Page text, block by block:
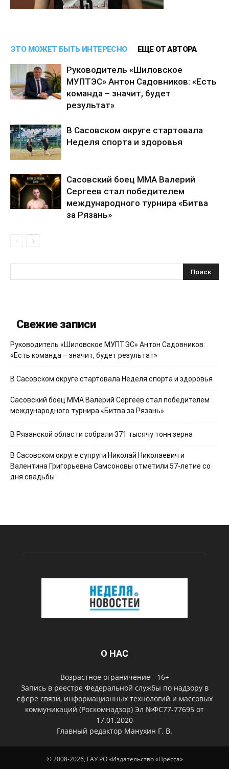
ЭТО МОЖЕТ БЫТЬ ИНТЕРЕСНО ЕЩЕ ОТ АВТОРА
Руководитель «Шиловское
МУПТЭС» Антон Садовников: «Есть
команда – значит, будет
результат»
В Сасовском округе стартовала
Неделя спорта и здоровья
Сасовский боец ММА Валерий
Сергеев стал победителем
международного турнира «Битва
за Рязань»
Свежие записи
Руководитель «Шиловское МУПТЭС» Антон Садовников:
«Есть команда – значит, будет результат»
В Сасовском округе стартовала Неделя спорта и здоровья
Сасовский боец ММА Валерий Сергеев стал победителем
международного турнира «Битва за Рязань»
В Рязанской области собрали 371 тысячу тонн зерна
В Сасовском округе супруги Николай Николаевич и
Валентина Григорьевна Самсоновы отметили 57-летие со
дня свадьбы
О НАС
Возрастное ограничение - 16+
Запись в реестре Федеральной службы по надзору в
сфере связи, информационных технологий и массовых
коммуникаций (Роскомнадзор) Эл №ФС77-77695 от
17.01.2020
Главный редактор Манухин Г. В.
© 2008-2026, ГАУ РО «Издательство «Пресса»